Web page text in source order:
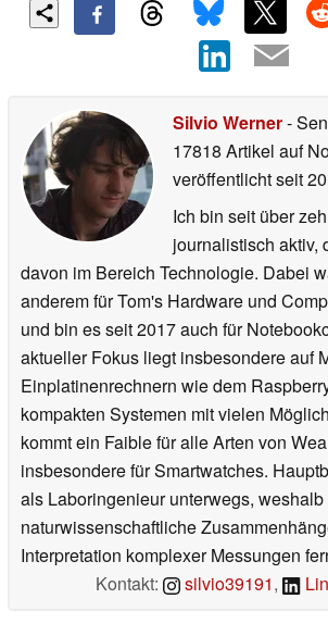
Silvio Werner-
17818 Artikel auf
veröffentlichtseit
Ich bin seit über
journalistisch aktiv,
davon im Bereich Technologie. Dabei
anderem für Tom's Hardware und
und bin es seit 2017 auch für
aktueller Fokus liegt insbesondere auf
Einplatinenrechnern wie dem
kompakten Systemen mit vielen
kommt ein Faible für alle Arten von
insbesondere für Smartwatches.
als Laboringenieur unterwegs,
naturwissenschaftliche
Interpretation komplexer Messungen
Kontakt:
silvio39191,